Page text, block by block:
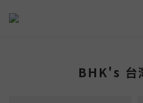
BHK's 台